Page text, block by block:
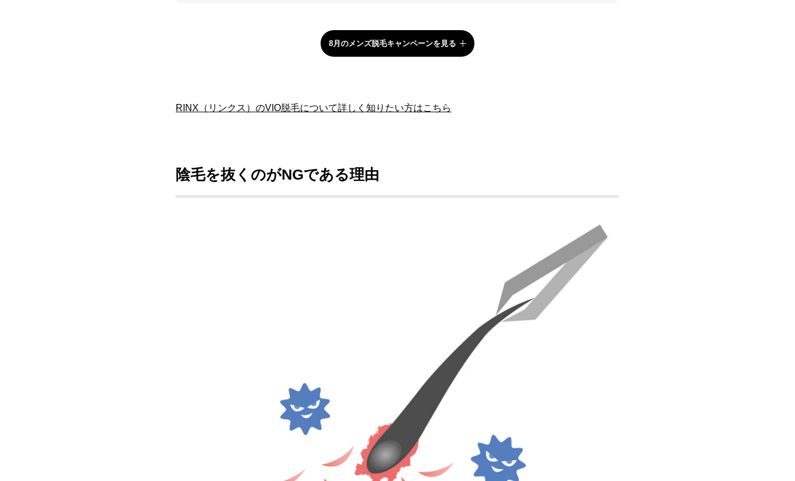
8月のメンズ脱毛キャンペーンを見る
RINX（リンクス）のVIO脱毛について詳しく知りたい方はこちら
陰毛を抜くのがNGである理由